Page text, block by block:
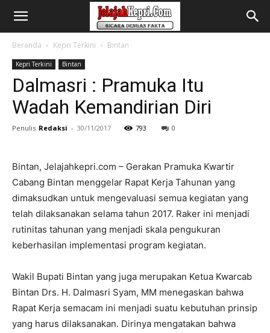
Beranda Kepri Terkini Bintan
Kepri Terkini Bintan
Dalmasri : Pramuka Itu
Wadah Kemandirian Diri
Penulis Redaksi - 30/11/2017 793 0
Bintan, Jelajahkepri.com – Gerakan Pramuka Kwartir
Cabang Bintan menggelar Rapat Kerja Tahunan yang
dimaksudkan untuk mengevaluasi semua kegiatan yang
telah dilaksanakan selama tahun 2017. Raker ini menjadi
rutinitas tahunan yang menjadi skala pengukuran
keberhasilan implementasi program kegiatan.
Wakil Bupati Bintan yang juga merupakan Ketua Kwarcab
Bintan Drs. H. Dalmasri Syam, MM menegaskan bahwa
Rapat Kerja semacam ini menjadi suatu kebutuhan prinsip
yang harus dilaksanakan. Dirinya mengatakan bahwa